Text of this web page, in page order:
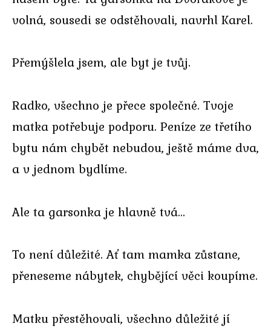
volná, sousedi se odstěhovali, navrhl Karel.
Přemýšlela jsem, ale byt je tvůj.
Radko, všechno je přece společné. Tvoje
matka potřebuje podporu. Peníze ze třetího
bytu nám chybět nebudou, ještě máme dva,
a v jednom bydlíme.
Ale ta garsonka je hlavně tvá…
To není důležité. Ať tam mamka zůstane,
přeneseme nábytek, chybějící věci koupíme.
Matku přestěhovali, všechno důležité jí